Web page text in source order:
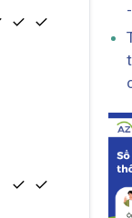
✓ ✓
✓ ✓